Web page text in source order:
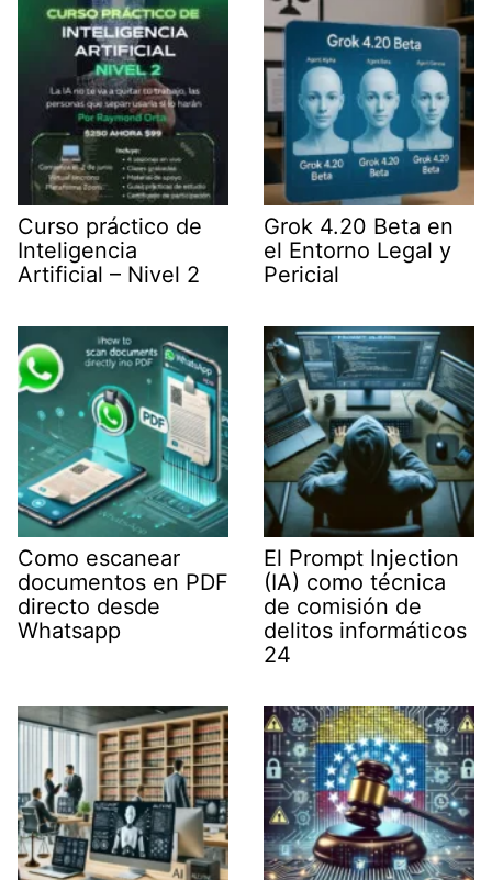
r
)
Curso práctico de
Inteligencia
Artificial – Nivel 2
Grok 4.20 Beta en
el Entorno Legal y
Pericial
Como escanear
documentos en PDF
directo desde
Whatsapp
El Prompt Injection
(IA) como técnica
de comisión de
delitos informáticos
24